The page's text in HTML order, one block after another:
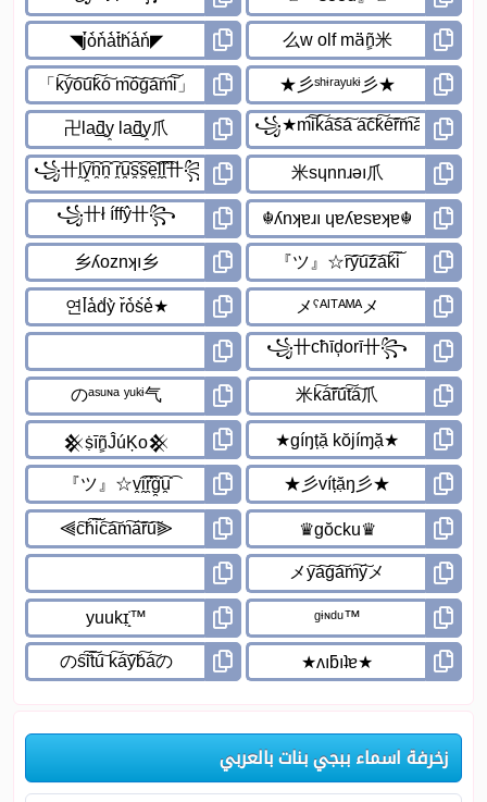
زخرفة اسماء ببجي بنات بالعربي